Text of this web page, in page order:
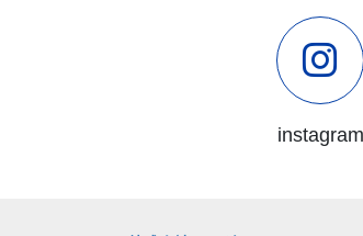
instagram